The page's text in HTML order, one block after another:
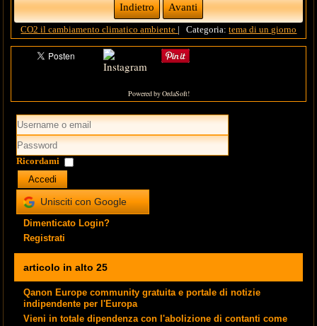
Indietro Avanti
CO2il cambiamento climaticoambiente | Categoria:tema di un giorno
Powered by OrdaSoft!
Ricordami
Accedi
Unisciti con Google
Dimenticato Login?
Registrati
articolo in alto 25
Qanon Europe community gratuita e portale di notizie
indipendente per l'Europa
Vieni in totale dipendenza con l'abolizione di contanti come